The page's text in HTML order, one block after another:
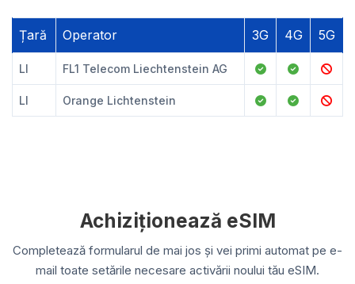
Țară Operator 3G 4G 5G
LI FL1 Telecom Liechtenstein AG
LI Orange Lichtenstein
Achiziționează eSIM
Completează formularul de mai jos și vei primi automat pe e-
mail toate setările necesare activării noului tău eSIM.